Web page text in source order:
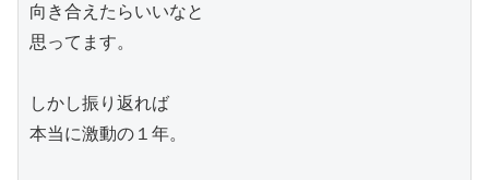
向き合えたらいいなと
思ってます。
しかし振り返れば
本当に激動の１年。